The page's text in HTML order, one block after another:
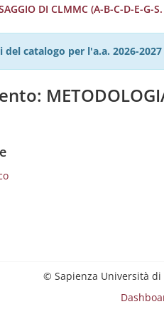
DI CLMMC (A-B-C-D-E-G-
del catalogo per l'a.a. 2026-
© Sapienza Università di